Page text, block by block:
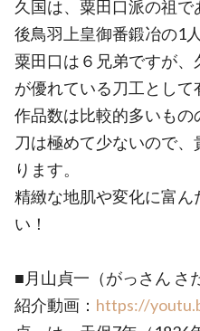
久国は、粟田口派の祖で
後鳥羽上皇御番鍛冶の1
粟田口は６兄弟ですが
が優れている刀工として
作品数は比較的多いも
刀は極めて少ないので
ります。
精緻な地肌や変化に富ん
い！
■月山貞一（がっさん さ
紹介動画： https://